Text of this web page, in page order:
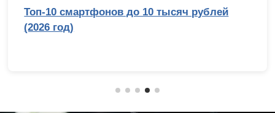
Топ-10 смартфонов до 10 тысяч рублей
(2026 год)